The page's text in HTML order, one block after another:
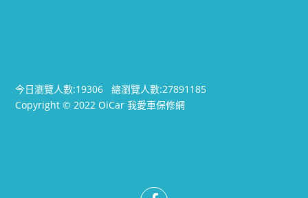
今日瀏覽人數:19306總瀏覽人數:27891185
Copyright © 2022 OiCar 我愛車保修網